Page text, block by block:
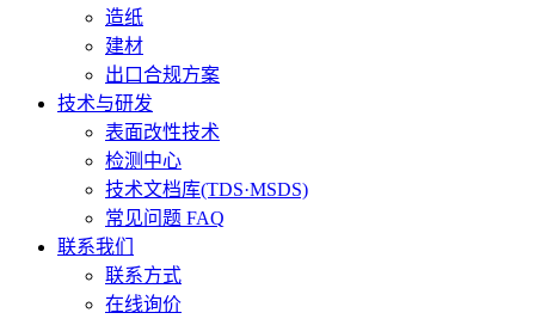
造纸
建材
出口合规方案
技术与研发
表面改性技术
检测中心
技术文档库(TDS·MSDS)
常见问题 FAQ
联系我们
联系方式
在线询价